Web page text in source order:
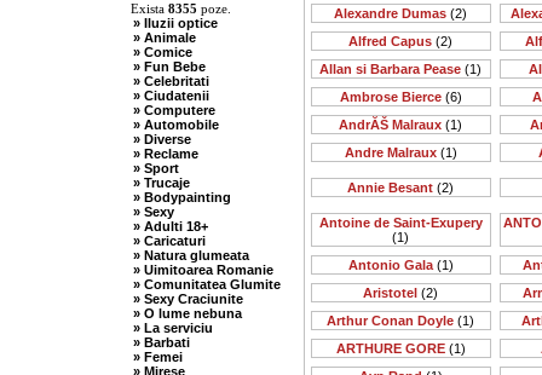
» Copii
» Craciun
» Cugetari
» Culmi
» Deocheate
» Diverse
» Doctori
» Elevi-Studenti
» Englezi
» Evrei
» Francezi
» Ingineri
» Ion si Maria
» Istorice
» Misogine
» Moldoveni
» Mosnegi
» Nebuni
» Negri
» Olteni
» Pescari
» Perle
» Politice
» Politisti
» Popi
Exista 8355 poze.
» Iluzii optice
» Animale
» Comice
» Fun Bebe
» Celebritati
» Ciudatenii
» Computere
» Automobile
» Diverse
» Reclame
» Sport
» Trucaje
» Bodypainting
» Sexy
» Adulti 18+
» Caricaturi
» Natura glumeata
» Uimitoarea Romanie
» Comunitatea Glumite
» Sexy Craciunite
» O lume nebuna
» La serviciu
» Barbati
» Femei
» Mirese
Alexandre Dumas (2)
Alfred Capus (2)
Allan si Barbara Pease (1)
Ambrose Bierce(6)
AndrĂŠ Malraux (1)
Andre Malraux(1)
Annie Besant (2)
Antoine de Saint-Exupery
(1)
Antonio Gala(1)
Aristotel (2)
Arthur Conan Doyle (1)
ARTHURE GORE(1)